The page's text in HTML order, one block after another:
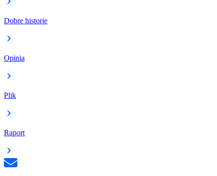
Dobre historie
Opinia
Plik
Raport